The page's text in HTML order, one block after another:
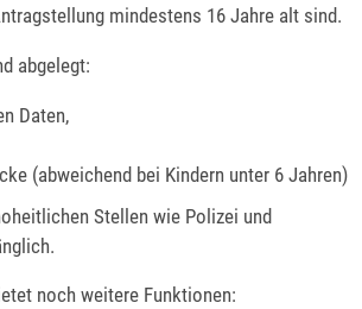
mindestens 16 Jahre alt sind.
abgelegt:
Daten,
(abweichend bei Kindern unter 6 Jahren)
Stellen wie Polizei und
noch weitere Funktionen: